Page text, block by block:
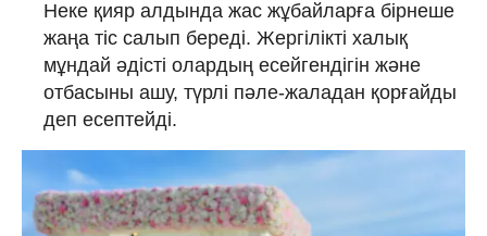
Неке қияр алдында жас жұбайларға бірнеше
жаңа тіс cалып береді. Жергілікті халық
мұндай әдісті олардың есейгендігін және
отбасыны ашу, түрлі пәле-жаладан қорғайды
деп есептейді.